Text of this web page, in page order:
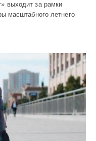
выходит за рамки
масштабного летнего